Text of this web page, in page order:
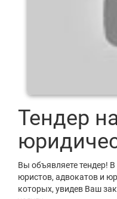
Тендер
Вы объявляете тендер!
юристов, адвокатов и
которых, увидев Ваш